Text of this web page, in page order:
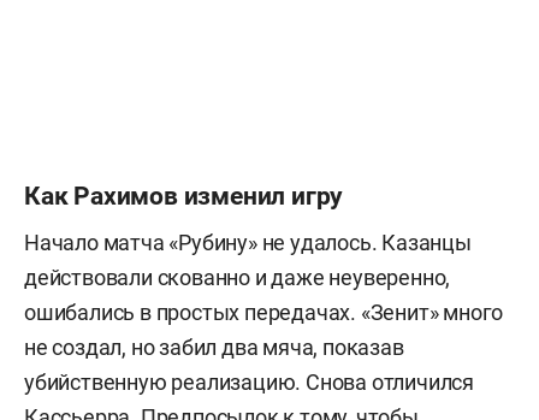
Как Рахимов изменил игру
Начало матча «Рубину» не удалось. Казанцы
действовали скованно и даже неуверенно,
ошибались в простых передачах. «Зенит» много
не создал, но забил два мяча, показав
убийственную реализацию. Снова отличился